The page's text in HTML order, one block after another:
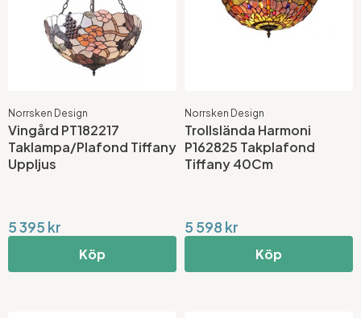
Norrsken Design
Vingård PT182217
Taklampa/Plafond Tiffany
Uppljus
5 395 kr
Köp
Norrsken Design
Trollslända Harmoni
P162825 Takplafond
Tiffany 40Cm
5 598 kr
Köp